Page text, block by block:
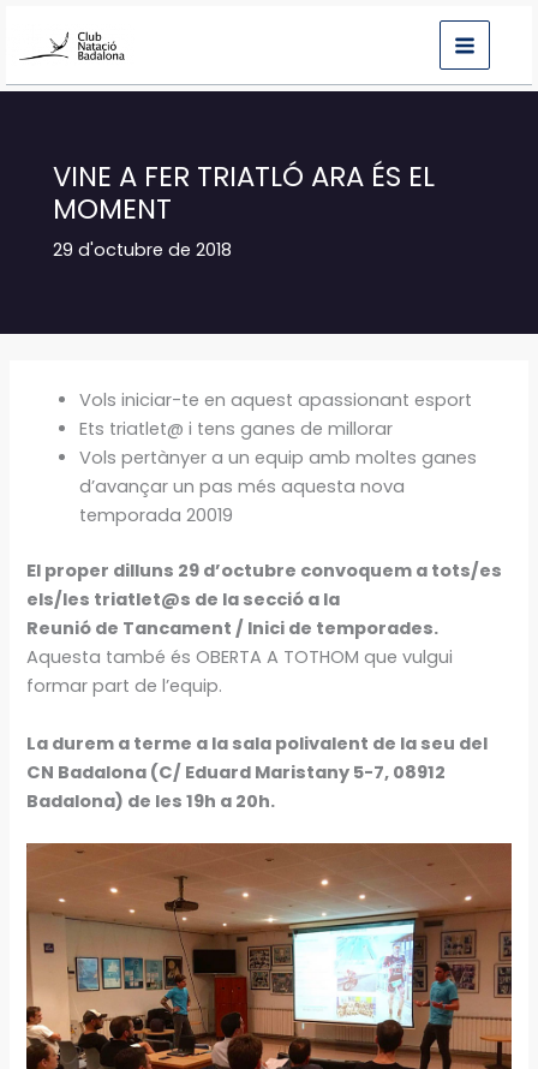
VINE A FER TRIATLÓ ARA ÉS EL
MOMENT
29 d'octubre de 2018
Vols iniciar-te en aquest apassionant esport
Ets triatlet@ i tens ganes de millorar
Vols pertànyer a un equip amb moltes ganes
d’avançar un pas més aquesta nova
temporada 20019
El proper dilluns 29 d’octubre convoquem a tots/es
els/les triatlet@s de la secció a la
Reunió de Tancament / Inici de temporades.
Aquesta també és OBERTA A TOTHOM que vulgui
formar part de l’equip.
La durem a terme a la sala polivalent de la seu del
CN Badalona (C/ Eduard Maristany 5-7, 08912
Badalona) de les 19h a 20h.